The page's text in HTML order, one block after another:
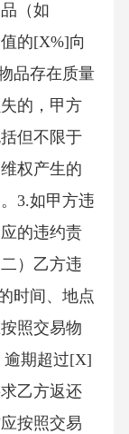
（如
的[X%]向
品存在质量
的，甲方
但不限于
权产生的
3.如甲方违
的违约责
）乙方违
时间、地点
照交易物
逾期超过[X]
乙方返还
按照交易